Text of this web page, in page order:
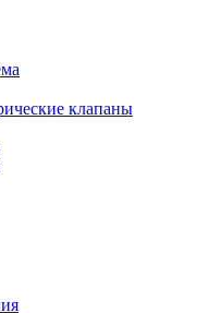
клапаны